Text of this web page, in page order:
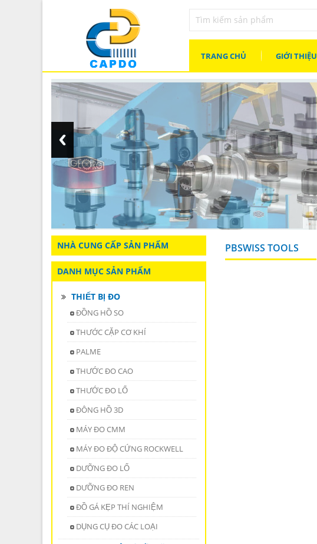
TRANG CHỦ GIỚI THIỆU
NHÀ CUNG CẤP SẢN PHẨM
DANH MỤC SẢN PHẨM
THIẾT BỊ ĐO
ĐỒNG HỒ SO
THƯỚC CẶP CƠ KHÍ
PALME
THƯỚC ĐO CAO
THƯỚC ĐO LỔ
ĐÔNG HỒ 3D
MÁY ĐO CMM
MÁY ĐO ĐỘ CỨNG ROCKWELL
DƯỠNG ĐO LỔ
DƯỠNG ĐO REN
ĐỒ GÁ KẸP THÍ NGHIỆM
DỤNG CỤ ĐO CÁC LOẠI
PBSWISS TOOLS